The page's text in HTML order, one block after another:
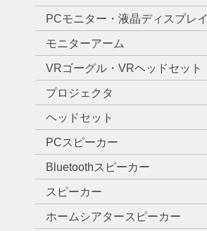
PCモニター・液晶ディスプレイ
モニターアーム
VRゴーグル・VRヘッドセット
プロジェクタ
ヘッドセット
PCスピーカー
Bluetoothスピーカー
スピーカー
ホームシアタースピーカー